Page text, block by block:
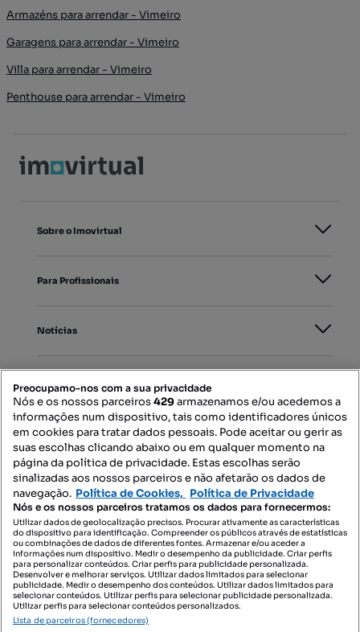
Armazéns para arrendar - Vimeiro
Garagens para arrendar - Vimeiro
Villa para arrendar - Vimeiro
Penthouse para arrendar - Vimeiro
Sobre o Imovirtual
Para Profissionais
Notícias
Mapa do Site
Contacte-nos
SIGA-NOS:
DESCARREGAR NA:
Preocupamo-nos com a sua privacidade
Nós e os nossos parceiros429armazenamos e/ou acedemos a
informações num dispositivo, tais como identificadores únicos
em cookies para tratar dados pessoais. Pode aceitar ou gerir as
suas escolhas clicando abaixo ou em qualquer momento na
página da política de privacidade. Estas escolhas serão
sinalizadas aos nossos parceiros e não afetarão os dados de
navegação. Política de Cookies, Política de Privacidade
Nós e os nossos parceiros tratamos os dados para fornecermos:
Utilizar dados de geolocalização precisos. Procurar ativamente as características
do dispositivo para identificação. Compreender os públicos através de estatísticas
ou combinações de dados de diferentes fontes. Armazenar e/ou aceder a
informações num dispositivo. Medir o desempenho da publicidade. Criar perfis
para personalizar conteúdos. Criar perfis para publicidade personalizada.
Desenvolver e melhorar serviços. Utilizar dados limitados para selecionar
publicidade. Medir o desempenho dos conteúdos. Utilizar dados limitados para
selecionar conteúdos. Utilizar perfis para selecionar publicidade personalizada.
Utilizar perfis para selecionar conteúdos personalizados.
Lista de parceiros (fornecedores)